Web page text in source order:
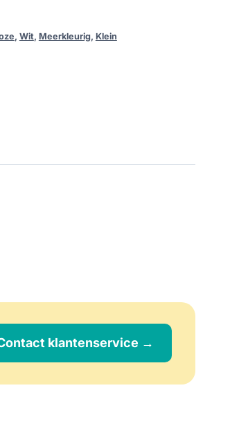
, Wit, Meerkleurig, Klein
klantenservice →